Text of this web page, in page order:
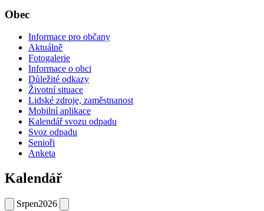
Obec
Informace pro občany
Aktuálně
Fotogalerie
Informace o obci
Důležité odkazy
Životní situace
Lidské zdroje, zaměstnanost
Mobilní aplikace
Kalendář svozu odpadu
Svoz odpadu
Senioři
Anketa
Kalendář
Srpen2026